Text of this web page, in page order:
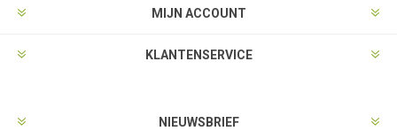
MIJN ACCOUNT
KLANTENSERVICE
NIEUWSBRIEF